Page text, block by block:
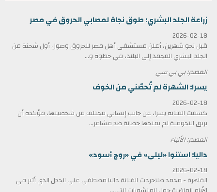
زراعة الجلد البشري: طوق نجاة لمصابي الحروق في مصر
2026-02-18
قبل نحو شهرين، أعلن مستشفى أهل مصر للحروق وصول أول شحنة من
الجلد البشري المجمد إلى البلاد، في خطوة و...
المصدر: بي بي سي
يسرا: الشهرة لم تُحصّني من الخوف
2026-02-18
كشفت الفنانة يسرا، عن جانب إنساني مختلف من شخصيتها، مؤكدة أن
بريق النجومية لم يمنحها حصانة ضد مشاعر...
المصدر: الأنباء
داليا: استنوا «ليلى» في «روج أسود»
2026-02-18
القاهرة - محمد صلاحردت الفنانة داليا مصطفى على الجدل الذي أثير في